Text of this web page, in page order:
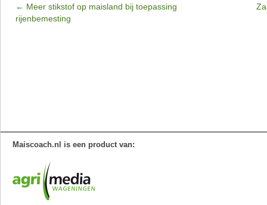
← Meer stikstof op maisland bij toepassing
rijenbemesting
Maiscoach.nl is een product van: